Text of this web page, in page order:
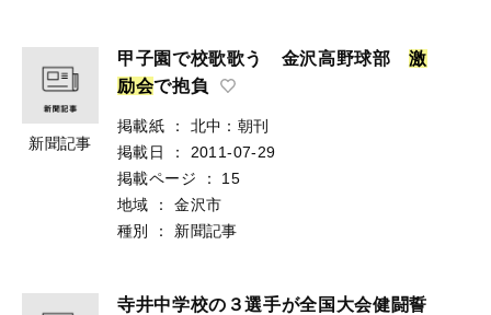
新聞記事
甲子園で校歌歌う 金沢高野球部激
励会で抱負
掲載紙 ：
北中：朝刊
掲載日
：
2011-07-29
掲載ページ
：
15
地域
：
金沢市
種別
： 新聞記事
寺井中学校の３選手が全国大会健闘誓